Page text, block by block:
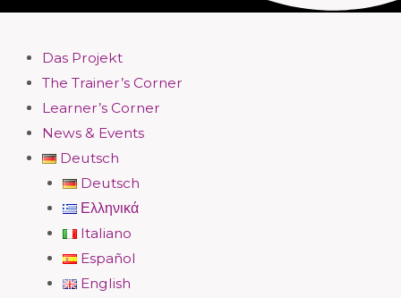
Das Projekt
The Trainer’s Corner
Learner’s Corner
News & Events
Deutsch
Deutsch
Ελληνικά
Italiano
Español
English